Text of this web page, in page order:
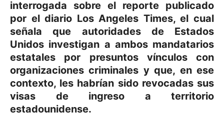
interrogada sobre el reporte publicado
por el diario Los Angeles Times, el cual
señala que autoridades de Estados
Unidos investigan a ambos mandatarios
estatales por presuntos vínculos con
organizaciones criminales y que, en ese
contexto, les habrían sido revocadas sus
visas de ingreso a territorio
estadounidense.